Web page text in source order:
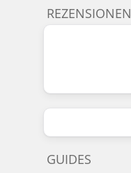
REZENSIONEN
GUIDES